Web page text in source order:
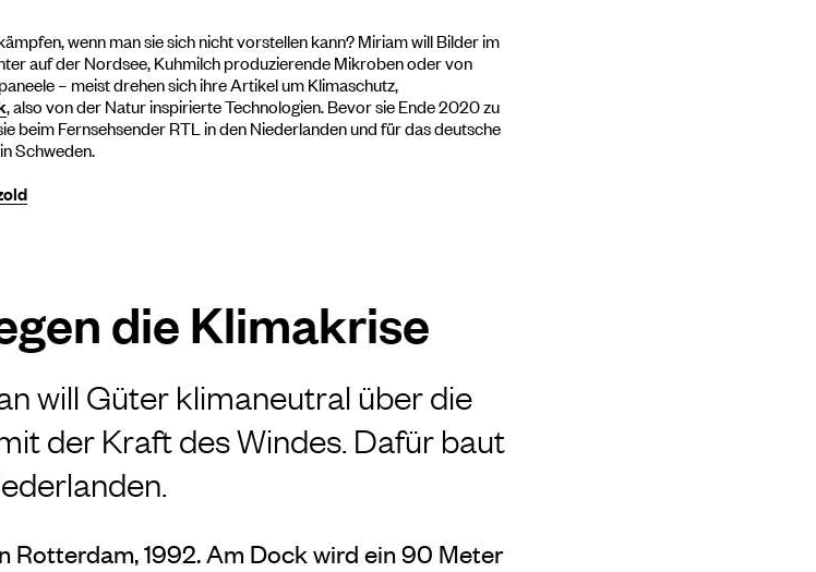
die Klimakrise
will Güter klimaneutral über die
der Kraft des Windes. Dafür baut
Rotterdam, 1992. Am Dock wird ein 90 Meter
wenn man sie sich nicht vorstellen kann? Miriam will Bilder im
auf der Nordsee, Kuhmilch produzierende Mikroben oder von
– meist drehen sich ihre Artikel um Klimaschutz,
, also von der Natur inspirierte Technologien. Bevor sie Ende 2020 zu
beim Fernsehsender RTL in den Niederlanden und für das deutsche
Schweden.